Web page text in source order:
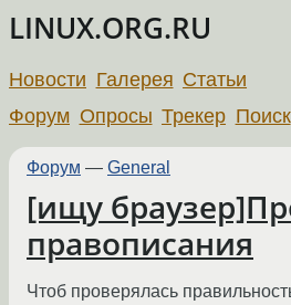
LINUX.ORG.RU
Новости Галерея Статьи
Форум Опросы Трекер Поиск
Форум — General
[ищу
правописания
Чтоб проверялась